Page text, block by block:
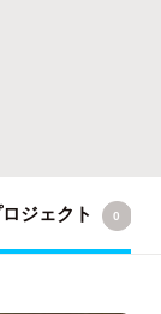
ジェクト 0